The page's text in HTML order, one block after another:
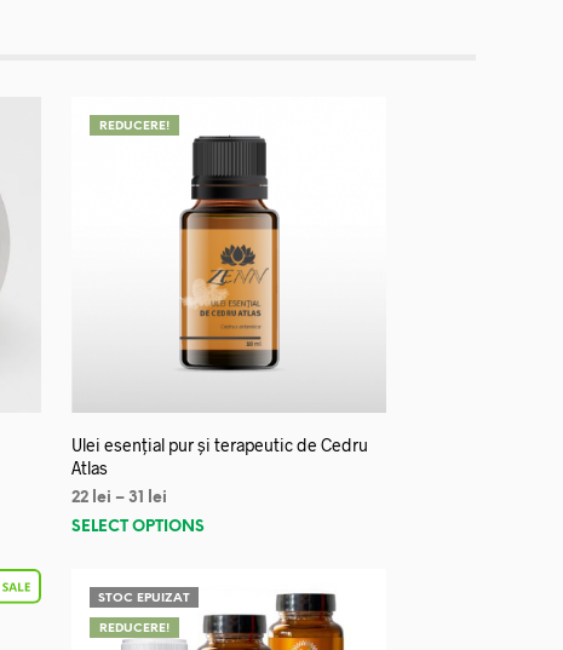
REDUCERE!
Ulei esențial pur și terapeutic de Cedru
Atlas
22 lei – 31
lei
SELECT OPTIONS
STOC EPUIZAT
REDUCERE!